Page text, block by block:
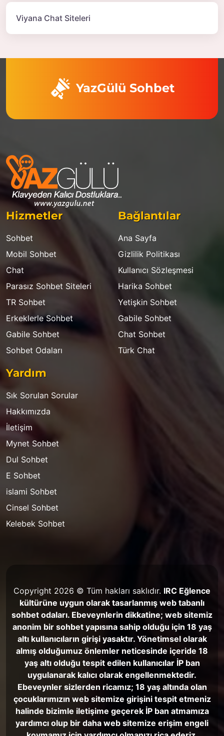
Viyana Chat Siteleri
YazGülü Sohbet
Hizmetler
Sohbet
Mobil Sohbet
Chat
Parasız Sohbet Siteleri
TR Sohbet
Erkeklerle Sohbet
Gabile Sohbet
Sohbet Odaları
Bağlantılar
Ana Sayfa
Gizlilik Politikası
Kullanıcı Sözleşmesi
Harika Sohbet
Yetişkin Sohbet
Gabile Sohbet
Chat Sohbet
Türk Chat
Yardım
Sık Sorulan Sorular
Hakkımızda
İletişim
Mynet Sohbet
Dul Sohbet
E Sohbet
islami Sohbet
Cinsel Sohbet
Kelebek Sohbet
Copyright 2026 © Tüm hakları saklıdır. IRC Eğlence
kültürüne uygun olarak tasarlanmış web tabanlı
sohbet odaları. Ebeveynlerin dikkatine; web sitemiz
anonim bir sohbet yapısına sahip olduğu için 18 yaş
altı kullanıcıların girişi yasaktır. Yönetimsel olarak
almış olduğumuz önlemler neticesinde içeride 18
yaş altı olduğu tespit edilen kullanıcılar İP ban
uygulanarak kalıcı olarak engellenmektedir.
Ebeveynler sizlerden ricamız; 18 yaş altında olan
çocuklarımızın web sitemize girişini tespit etmeniz
halinde bizimle iletişime geçerek İP ban atmamıza
yardımcı olup bir daha web sitemize erişim engeli